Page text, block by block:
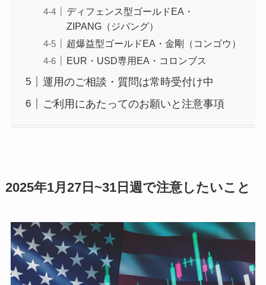
ディフェンス型ゴールドEA・
ZIPANG（ジパング）
超爆益型ゴールドEA・金剛（コンゴウ）
EUR・USD専用EA・コロンブス
運用のご相談・質問は常時受付け中
ご利用にあたってのお願いと注意事項
2025年1月27日~31日週で注意したいこと